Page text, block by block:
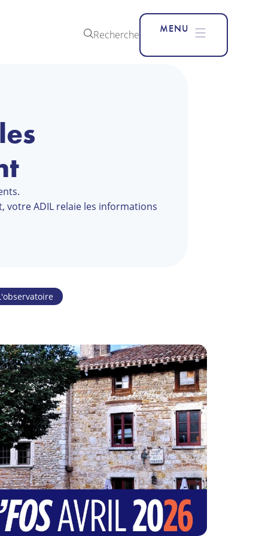
Recherche MENU
votre ADIL relaie les informations